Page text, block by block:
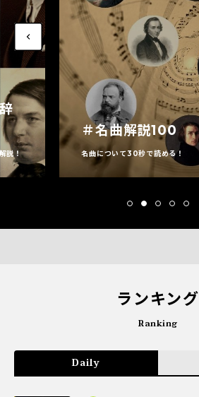
説！
＃名曲解説100
名曲について30秒で読める！
ランキング
Ranking
Daily